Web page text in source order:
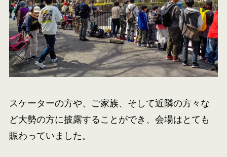
スケーターの方や、ご家族、そして近隣の方々な
ど大勢の方に披露することができ、会場はとても
賑わっていました。